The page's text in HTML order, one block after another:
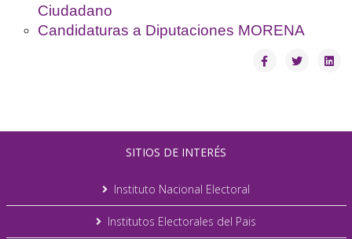
Ciudadano
Candidaturas a Diputaciones MORENA
SITIOS DE INTERÉS
Instituto Nacional Electoral
Institutos Electorales del Pais